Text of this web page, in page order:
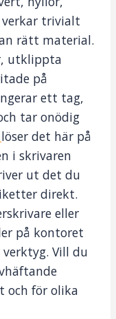
trivialt
rätt material.
utklippta
på
ett tag,
tar onödig
löser det här på
i skrivaren
ut det du
direkt.
eller
på kontoret
Vill du
och för olika